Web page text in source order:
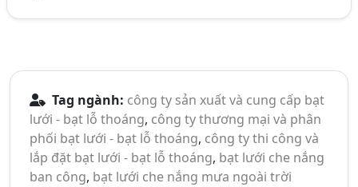
Tag ngành: công ty sản xuất và cung cấp bạt
lưới - bạt lỗ thoáng, công ty thương mại và phân
phối bạt lưới - bạt lỗ thoáng, công ty thi công và
lắp đặt bạt lưới - bạt lỗ thoáng, bạt lưới che nắng
ban công, bạt lưới che nắng mưa ngoài trời